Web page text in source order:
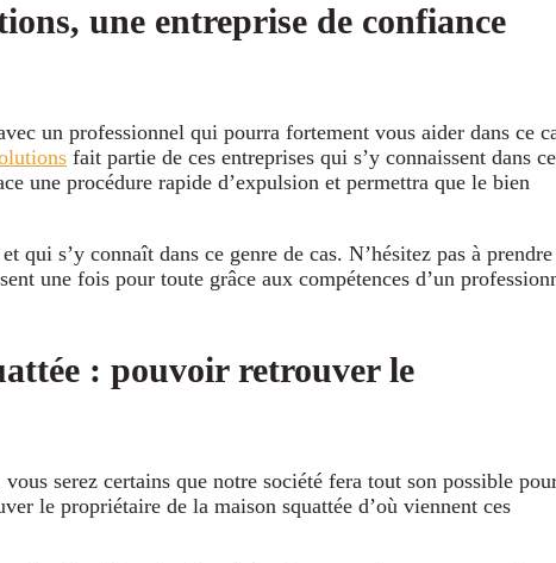
une entreprise de confiance
un professionnel qui pourra fortement vous aider dans ce
fait partie de ces entreprises qui s’y connaissent dans
une procédure rapide d’expulsion et permettra que le bien
qui s’y connaît dans ce genre de cas. N’hésitez pas à prendre
une fois pour toute grâce aux compétences d’un
: pouvoir retrouver le
serez certains que notre société fera tout son possible
le propriétaire de la maison squattée d’où viennent ces